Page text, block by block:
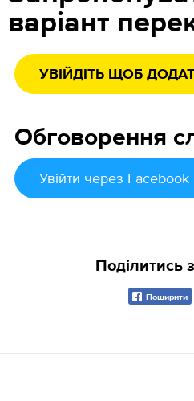
варіант
УВІЙДІТЬ ЩОБ
Обговорення
Увійти через Facebook
Поділитись
Поширити